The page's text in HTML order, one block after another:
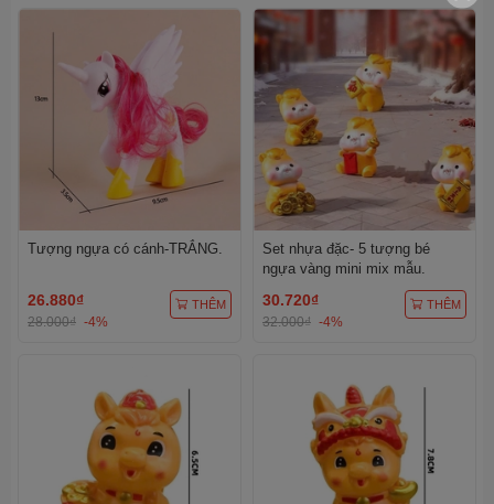
Tượng ngựa có cánh-TRẮNG.
26.880₫
28.000₫ -4%
THÊM
Set nhựa đặc- 5 tượng bé
ngựa vàng mini mix mẫu.
30.720₫
32.000₫ -4%
THÊM